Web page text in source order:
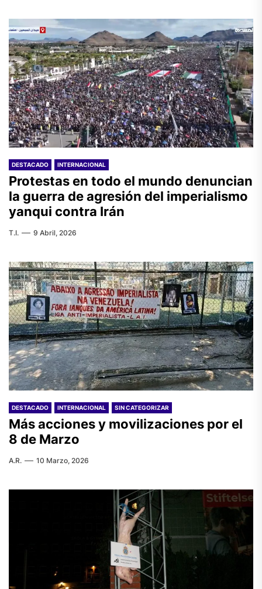
DESTACADO INTERNACIONAL
Protestas en todo el mundo denuncian
la guerra de agresión del imperialismo
yanqui contra Irán
T.I. 9 Abril, 2026
DESTACADO INTERNACIONAL SIN CATEGORIZAR
Más acciones y movilizaciones por el
8 de Marzo
A.R. 10 Marzo, 2026